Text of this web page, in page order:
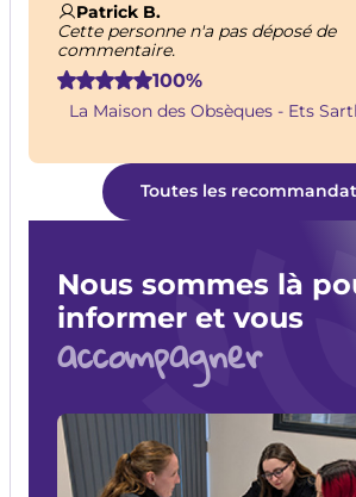
Patrick B.
Cette personne n'a pas déposé de
commentaire.
100%
La Maison des Obsèques - Ets
Toutes les
Nous sommes là
informer et vous
accompagner